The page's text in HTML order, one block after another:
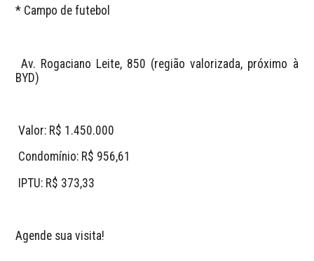
* Campo de futebol
BYD)
Valor: R$ 1.450.000
Condomínio: R$ 956,61
IPTU: R$ 373,33
Agende sua visita!